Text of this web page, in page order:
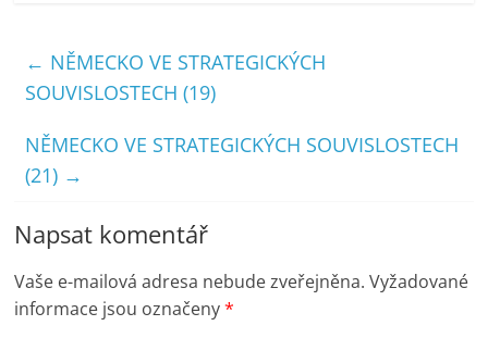
← NĚMECKO VE STRATEGICKÝCH
SOUVISLOSTECH (19)
NĚMECKO VE STRATEGICKÝCH SOUVISLOSTECH
(21) →
Napsat komentář
Vaše e-mailová adresa nebude zveřejněna. Vyžadované
informace jsou označeny*